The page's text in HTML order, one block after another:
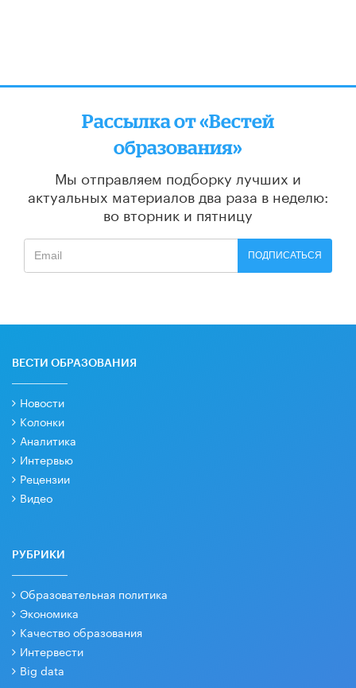
Рассылка от «Вестей
образования»
Мы отправляем подборку лучших и
актуальных материалов два раза в неделю:
во вторник и пятницу
ПОДПИСАТЬСЯ
ВЕСТИ ОБРАЗОВАНИЯ
Новости
Колонки
Аналитика
Интервью
Рецензии
Видео
РУБРИКИ
Образовательная политика
Экономика
Качество образования
Интервести
Big data